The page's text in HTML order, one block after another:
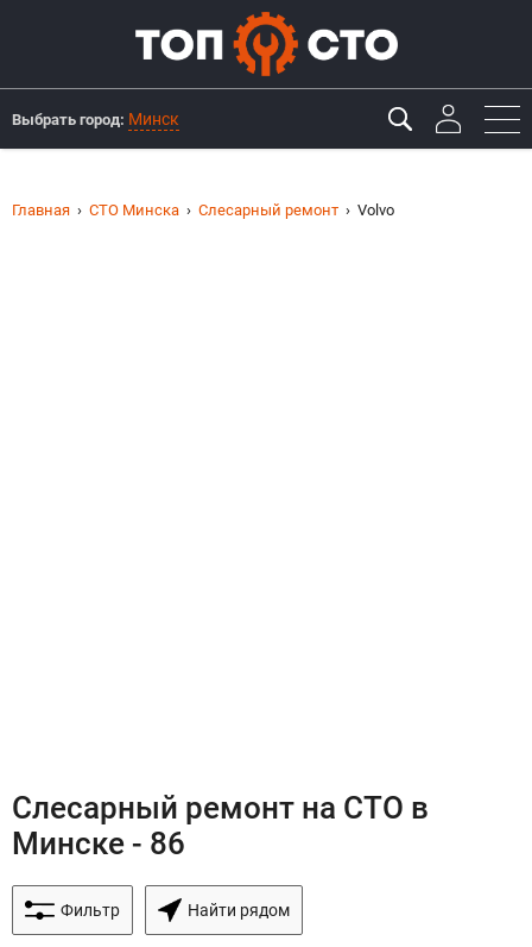
Выбрать город: Минск
Главная СТО Минска Слесарный ремонт Volvo
Слесарный ремонт на СТО в
Минске - 86
Фильтр Найти рядом